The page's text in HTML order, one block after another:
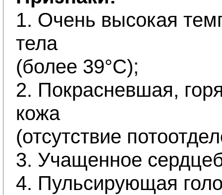
1. Очень высокая
тела
(более 39°С);
2. Покрасневшая,
кожа
(отсутствие
3. Учащенное
4. Пульсирующая